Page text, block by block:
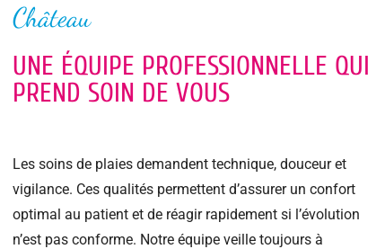
Château
UNE ÉQUIPE PROFESSIONNELLE QUI
PREND SOIN DE VOUS
Les soins de plaies demandent technique, douceur et
vigilance. Ces qualités permettent d’assurer un confort
optimal au patient et de réagir rapidement si l’évolution
n’est pas conforme. Notre équipe veille toujours à